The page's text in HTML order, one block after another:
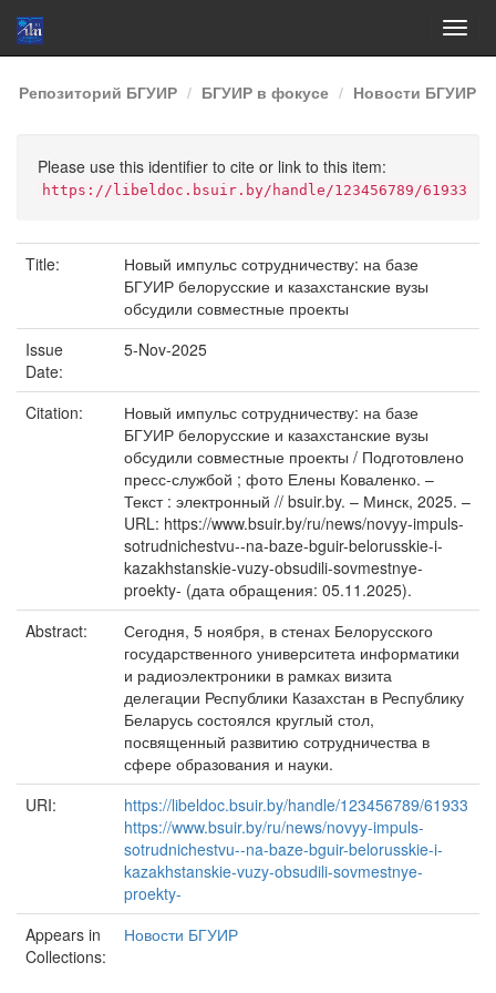
Skip
navigation
Репозиторий БГУИР БГУИР в фокусе Новости БГУИР
Please use this identifier to cite or link to this item:
https://libeldoc.bsuir.by/handle/123456789/61933
Title:
Новый импульс сотрудничеству: на базе
БГУИР белорусские и казахстанские вузы
обсудили совместные проекты
Issue
Date:
5-Nov-2025
Citation:
Новый импульс сотрудничеству: на базе
БГУИР белорусские и казахстанские вузы
обсудили совместные проекты / Подготовлено
пресс-службой ; фото Елены Коваленко. –
Текст : электронный // bsuir.by. – Минск, 2025. –
URL: https://www.bsuir.by/ru/news/novyy-impuls-
sotrudnichestvu--na-baze-bguir-belorusskie-i-
kazakhstanskie-vuzy-obsudili-sovmestnye-
proekty- (дата обращения: 05.11.2025).
Abstract:
Сегодня, 5 ноября, в стенах Белорусского
государственного университета информатики
и радиоэлектроники в рамках визита
делегации Республики Казахстан в Республику
Беларусь состоялся круглый стол,
посвященный развитию сотрудничества в
сфере образования и науки.
URI:
https://libeldoc.bsuir.by/handle/123456789/61933
https://www.bsuir.by/ru/news/novyy-impuls-
sotrudnichestvu--na-baze-bguir-belorusskie-i-
kazakhstanskie-vuzy-obsudili-sovmestnye-
proekty-
Appears in
Collections:
Новости БГУИР